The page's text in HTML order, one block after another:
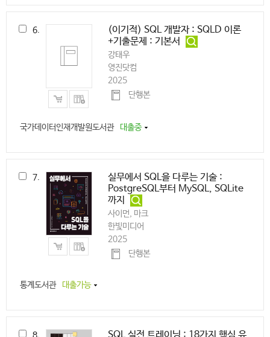
6.
(이기적) SQL 개발자 : SQLD 이론
+기출문제 : 기본서
강태우
영진닷컴
2025
단행본
국가데이터인재개발원도서관 대출중
7.
실무에서 SQL을 다루는 기술 :
PostgreSQL부터 MySQL, SQLite
까지
사이먼, 마크
한빛미디어
2025
단행본
통계도서관 대출가능